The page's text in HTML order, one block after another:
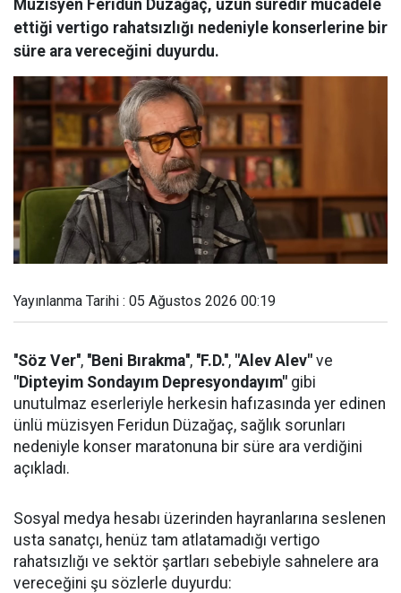
Müzisyen Feridun Düzağaç, uzun süredir mücadele
ettiği vertigo rahatsızlığı nedeniyle konserlerine bir
süre ara vereceğini duyurdu.
Yayınlanma Tarihi : 05 Ağustos 2026 00:19
''Söz Ver'', ''Beni Bırakma'', ''F.D.'', "Alev Alev" ve
"Dipteyim Sondayım Depresyondayım" gibi
unutulmaz eserleriyle herkesin hafızasında yer edinen
ünlü müzisyen Feridun Düzağaç, sağlık sorunları
nedeniyle konser maratonuna bir süre ara verdiğini
açıkladı.
Sosyal medya hesabı üzerinden hayranlarına seslenen
usta sanatçı, henüz tam atlatamadığı vertigo
rahatsızlığı ve sektör şartları sebebiyle sahnelere ara
vereceğini şu sözlerle duyurdu: